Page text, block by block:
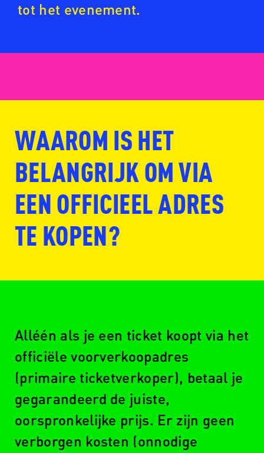
www.fansale.nl
www.ticketmaster.nl
www.seetickets.com/nl
www.ticketswap.nl
tot het evenement.
WAAROM IS HET
BELANGRIJK OM VIA
EEN OFFICIEEL ADRES
TE KOPEN?
Alléén als je een ticket koopt via het
officiële voorverkoopadres
(primaire ticketverkoper), betaal je
gegarandeerd de juiste,
oorspronkelijke prijs. Er zijn geen
verborgen kosten (onnodige